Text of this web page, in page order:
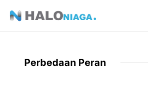
Perbedaan Peran